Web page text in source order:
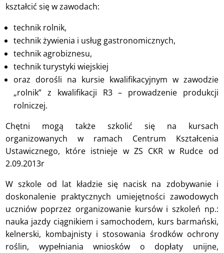
kształcić się w zawodach:
technik rolnik,
technik żywienia i usług gastronomicznych,
technik agrobiznesu,
technik turystyki wiejskiej
oraz dorośli na kursie kwalifikacyjnym w zawodzie
„rolnik” z kwalifikacji R3 – prowadzenie produkcji
rolniczej.
Chętni mogą także szkolić się na kursach
organizowanych w ramach Centrum Kształcenia
Ustawicznego, które istnieje w ZS CKR w Rudce od
2.09.2013r
W szkole od lat kładzie się nacisk na zdobywanie i
doskonalenie praktycznych umiejętności zawodowych
uczniów poprzez organizowanie kursów i szkoleń np.:
nauka jazdy ciągnikiem i samochodem, kurs barmański,
kelnerski, kombajnisty i stosowania środków ochrony
roślin, wypełniania wniosków o dopłaty unijne,